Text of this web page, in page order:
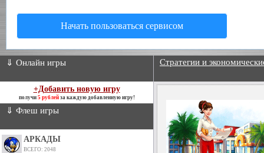
Начать пользоваться сервисом
⇓ Онлайн игры
+Добавить новую игру
получи 5 рублейза каждую добавленную игру!
⇓ Флеш игры
АРКАДЫ
ВСЕГО: 2048
Стратегии и